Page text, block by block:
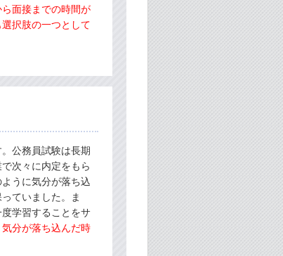
面接までの時間が
択肢の一つとして
公務員試験は長期
次々に内定をもら
うに気分が落ち込
ていました。ま
学習することをサ
気分が落ち込んだ時